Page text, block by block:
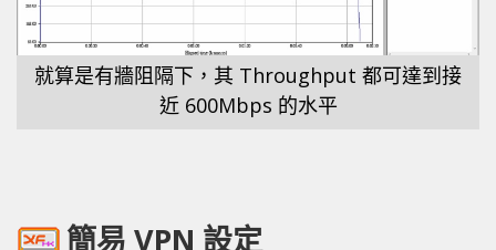
就算是有牆阻隔下，其 Throughput 都可達到接
近 600Mbps 的水平
簡易 VPN 設定